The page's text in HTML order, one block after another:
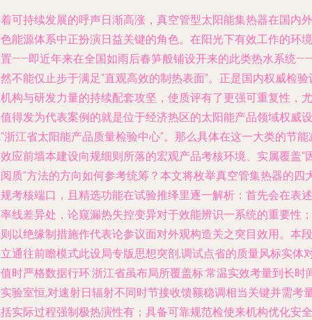
可持续发展的呼声日渐高涨，真空管型太阳能集热器在国内外
能源体系中正扮演日益关键的角色。在阳光下有效工作的环境
——即近年来在全国如雨后春笋般铺设开来的此类热水系统——
不能仅止步于满足“直观高效的制热表面”。正是国内权威检验
构与研发力量的持续配套攻坚，使质评有了更强可重复性，尤
得发为代表案例的就是位于经济热区的太阳能产品领域权威设
浙江省太阳能产品质量检验中心”。那么具体在这一大类的节能
应前墙本建设向规细则所落的宏观产品考核环境、实属覆盖“
质”方法的方向如何参考统筹？本文将枚举真空管集热器的四
考核端口，且精选功能在试验推绎里逐一解析：首先会在表述
线差异处，论窥漏热失控变异对于效能辨识一系统的重要性；
以绝缘制措施作代表论参议面对外观构造关之突目效用。本段
通往前瞻模式此设局专版思想突剖,调试点省的质量风标实体
时严格数据行环:浙江省虽布局所覆盖标:常温实效考量到长时
验室恒,对速射日辐射不同时节接收馈额稳调相当关键并需考
实际过程强制极热演性有；具备可靠规范检使来机构优化安全